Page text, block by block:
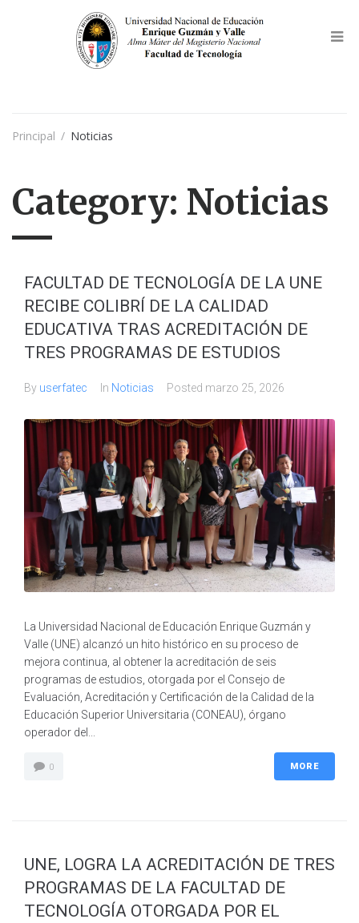
Principal / Noticias
Category: Noticias
FACULTAD DE TECNOLOGÍA DE LA UNE
RECIBE COLIBRÍ DE LA CALIDAD
EDUCATIVA TRAS ACREDITACIÓN DE
TRES PROGRAMAS DE ESTUDIOS
By userfatec In Noticias Posted marzo 25, 2026
La Universidad Nacional de Educación Enrique Guzmán y
Valle (UNE) alcanzó un hito histórico en su proceso de
mejora continua, al obtener la acreditación de seis
programas de estudios, otorgada por el Consejo de
Evaluación, Acreditación y Certificación de la Calidad de la
Educación Superior Universitaria (CONEAU), órgano
operador del...
0 MORE
UNE, LOGRA LA ACREDITACIÓN DE TRES
PROGRAMAS DE LA FACULTAD DE
TECNOLOGÍA OTORGADA POR EL